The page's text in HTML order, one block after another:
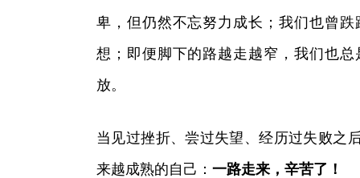
卑，但仍然不忘努力成长；我们也曾
想；即便脚下的路越走越窄，我们也
放。
当见过挫折、尝过失望、经历过失败之
来越成熟的自己： 一路走来，辛苦了！